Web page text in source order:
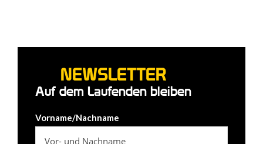
NEWSLETTER
Auf dem Laufenden bleiben
Vorname/Nachname